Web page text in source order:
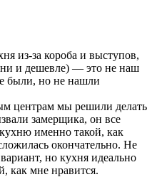
из-за короба и выступов,
и дешевле) — это не наш
были, но не нашли
центрам мы решили делать
замерщика, он все
именно такой, как
окончательно. Не
но кухня идеально
как мне нравится.